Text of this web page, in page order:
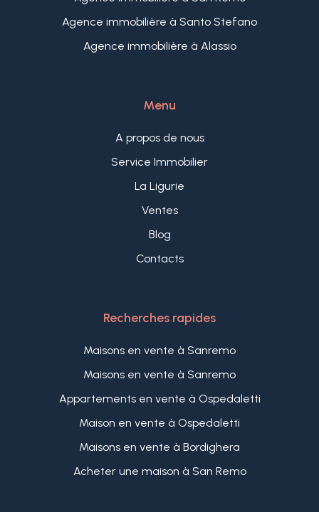
Agence immobilière à Santo Stefano
Agence immobilière à Alassio
Menu
A propos de nous
Service Immobilier
La Ligurie
Ventes
Blog
Contacts
Recherches rapides
Maisons en vente à Sanremo
Maisons en vente à Sanremo
Appartements en vente à Ospedaletti
Maison en vente à Ospedaletti
Maisons en vente à Bordighera
Acheter une maison à San Remo